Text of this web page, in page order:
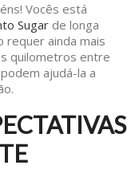
Vocês está
Sugar de longa
requer ainda mais
quilometros entre
ajudá-la a